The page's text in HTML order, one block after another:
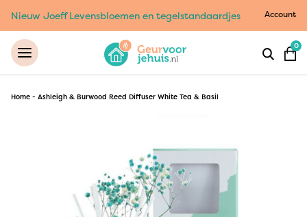
Nieuw Joeff Levensbloemen en tegelstandaardjes Account
0
Home - Ashleigh & Burwood Reed Diffuser White Tea & Basil